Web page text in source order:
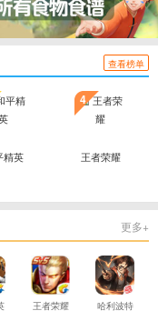
查看榜单
精英 王者荣耀
4
更多+
王者荣耀 哈利波特